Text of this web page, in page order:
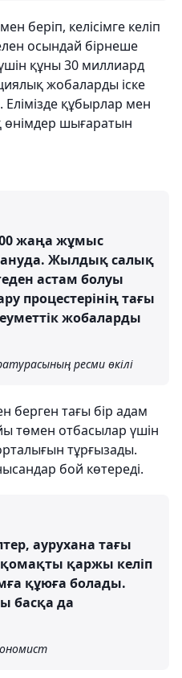
беріп, келісімге келіп
осындай бірнеше
құны 30 миллиард
жобаларды іске
Елімізде құбырлар мен
өнімдер шығаратын
жаңа жұмыс
Жылдық салық
астам болуы
процестерінің тағы
жобаларды
ресми өкілі
берген тағы бір адам
төмен отбасылар үшін
тұрғызады.
бой көтереді.
аурухана тағы
қомақты қаржы келіп
құюға болады.
басқа да